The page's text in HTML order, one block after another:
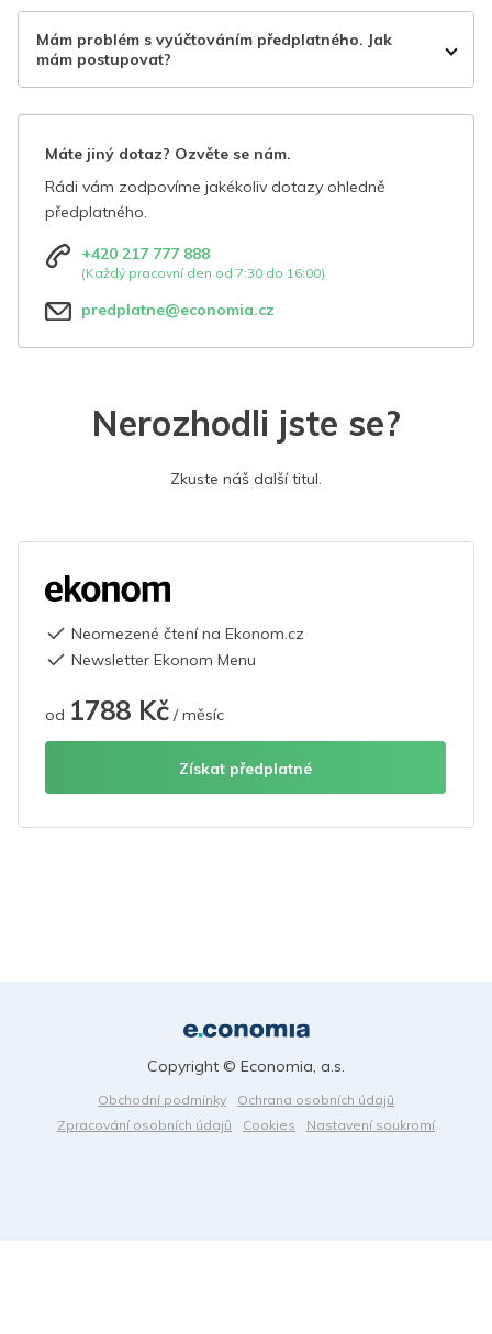
Mám problém s vyúčtováním předplatného. Jak
mám postupovat?
Máte jiný dotaz? Ozvěte se nám.
Rádi vám zodpovíme jakékoliv dotazy ohledně
předplatného.
+420 217 777 888
(Každý pracovní den od 7:30 do 16:00)
predplatne@economia.cz
Nerozhodli jste se?
Zkuste náš další titul.
Neomezené čtení na Ekonom.cz
Newsletter Ekonom Menu
od 1788 Kč / měsíc
Získat předplatné
Obchodní podmínky
Ochrana osobních údajů
Zpracování osobních údajů
Cookies Nastavení soukromí
Copyright © Economia, a.s.